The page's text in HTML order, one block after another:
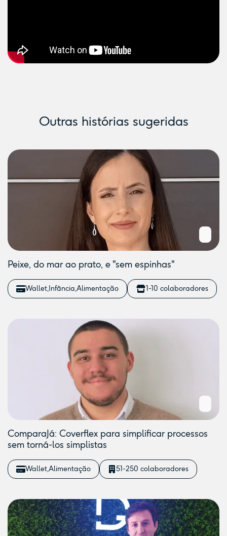
Outras histórias sugeridas
Peixe, do mar ao prato, e "sem espinhas"
Wallet Infância Alimentação 1-10 colaboradores
ComparaJá: Coverflex para simplificar processos
sem torná-los simplistas
WalletAlimentação 51-250 colaboradores